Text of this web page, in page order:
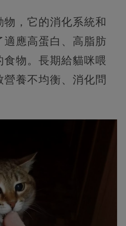
，它的消化系統和
應高蛋白、高脂肪
物。長期給貓咪喂
養不均衡、消化問